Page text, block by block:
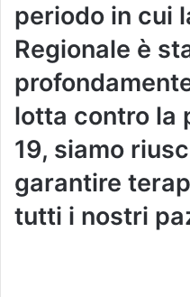
periodo in cui
Regionale è
lotta contro la
19, siamo
garantire
tutti i nostri